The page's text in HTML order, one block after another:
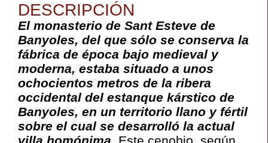
DESCRIPCIÓN
El monasterio de Sant Esteve de
Banyoles, del que sólo se conserva la
fábrica de época bajo medieval y
moderna, estaba situado a unos
ochocientos metros de la ribera
occidental del estanque kárstico de
Banyoles, en un territorio llano y fértil
sobre el cual se desarrolló la actual